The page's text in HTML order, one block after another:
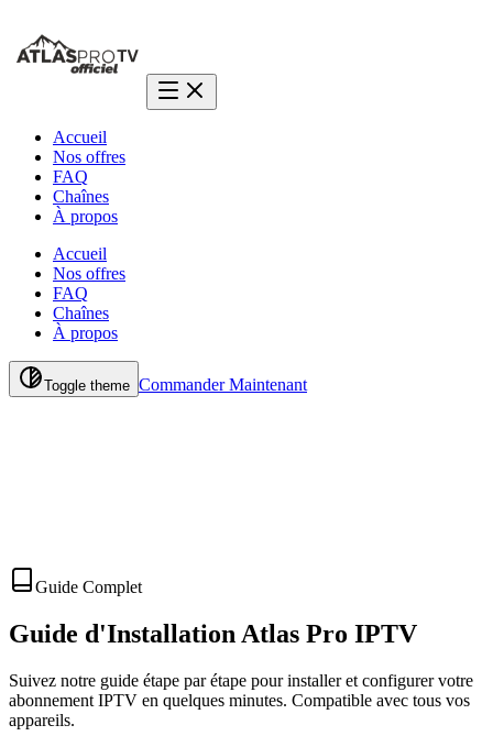
Accueil
Nos offres
FAQ
Chaînes
À propos
Accueil
Nos offres
FAQ
Chaînes
À propos
Toggle theme Commander Maintenant
Guide Complet
Guide d'Installation Atlas Pro IPTV
Suivez notre guide étape par étape pour installer et configurer votre
abonnement IPTV en quelques minutes. Compatible avec tous vos
appareils.